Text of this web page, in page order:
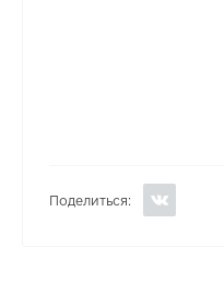
Поделиться: